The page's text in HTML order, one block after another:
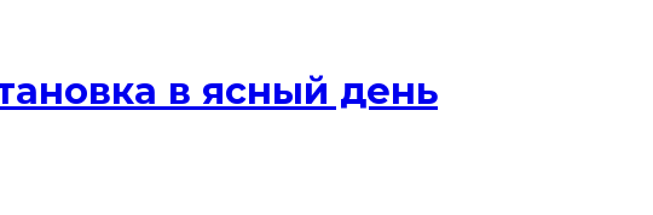
в ясный день